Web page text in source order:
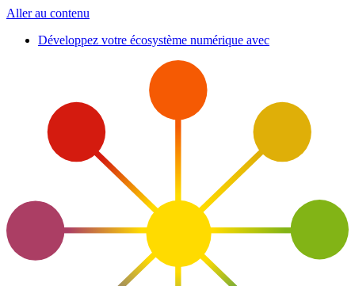
Aller au contenu
Développez votre écosystème numérique avec